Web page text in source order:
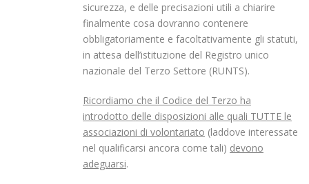
sicurezza, e delle precisazioni utili a chiarire
finalmente cosa dovranno contenere
obbligatoriamente e facoltativamente gli statuti,
in attesa dell’istituzione del Registro unico
nazionale del Terzo Settore (RUNTS).
Ricordiamo che il Codice del Terzo ha
introdotto delle disposizioni alle quali TUTTE le
associazioni di volontariato (laddove interessate
nel qualificarsi ancora come tali) devono
adeguarsi.